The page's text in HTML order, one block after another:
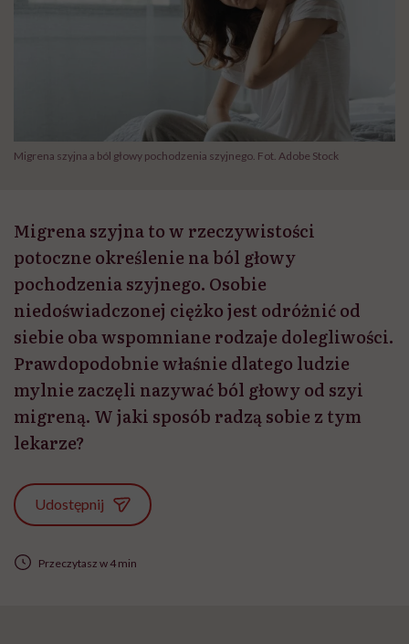
Migrena szyjna a ból głowy pochodzenia szyjnego. Fot. Adobe Stock
Migrena szyjna to w rzeczywistości
potoczne określenie na ból głowy
pochodzenia szyjnego. Osobie
niedoświadczonej ciężko jest odróżnić od
siebie oba wspomniane rodzaje dolegliwości.
Prawdopodobnie właśnie dlatego ludzie
mylnie zaczęli nazywać ból głowy od szyi
migreną. W jaki sposób radzą sobie z tym
lekarze?
Udostępnij
Przeczytasz w 4 min